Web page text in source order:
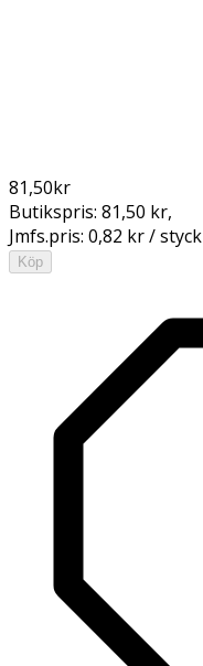
81,50kr
Butikspris: 81,50 kr,
Jmfs.pris: 0,82 kr / styck
Köp